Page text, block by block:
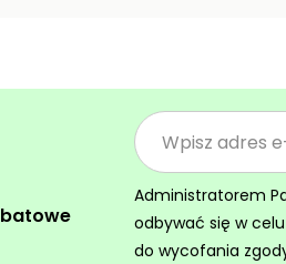
Administratorem
odbywać się w
do wycofania